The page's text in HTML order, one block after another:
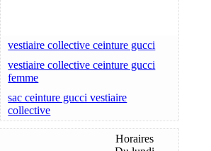
vestiaire collective ceinture gucci
vestiaire collective ceinture gucci
femme
sac ceinture gucci vestiaire
collective
Horaires